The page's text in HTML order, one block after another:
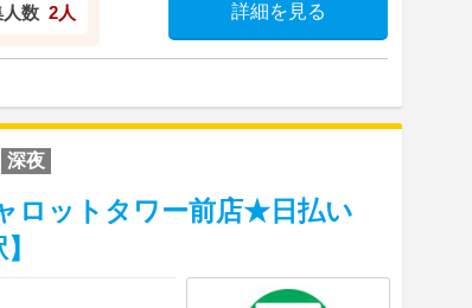
数 2人 詳細を見る
深夜
ロットタワー前店★日払い